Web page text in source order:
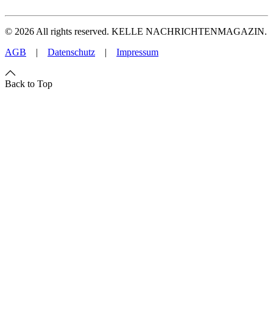
© 2026 All rights reserved. KELLE NACHRICHTENMAGAZIN.
AGB | Datenschutz | Impressum
Back to Top